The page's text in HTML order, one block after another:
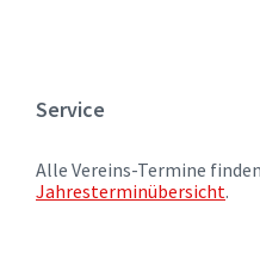
Service
Alle Vereins-Termine
Jahresterminübersicht.